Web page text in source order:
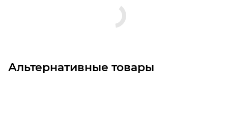
Альтернативные товары